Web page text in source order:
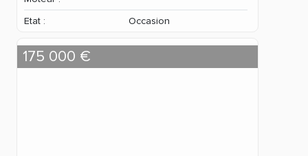
Etat :
Occasion
175 000 €